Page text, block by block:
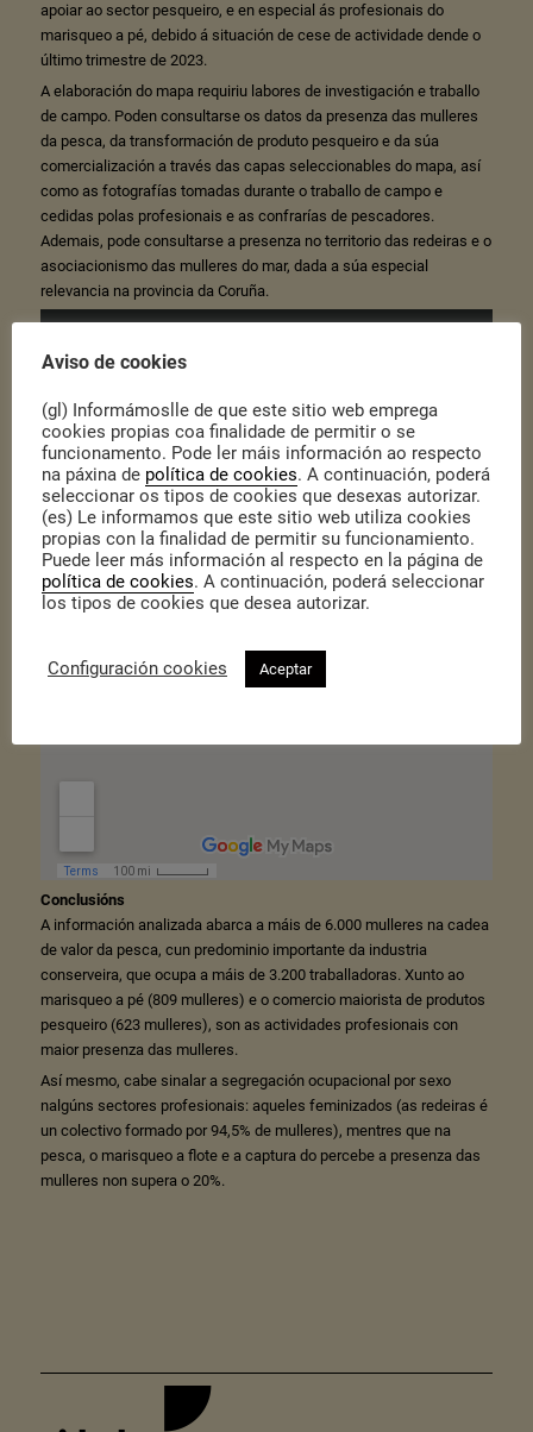
apoiar ao sector pesqueiro, e en especial ás profesionais do
marisqueo a pé, debido á situación de cese de actividade dende o
último trimestre de 2023.
A elaboración do mapa requiriu labores de investigación e traballo
de campo. Poden consultarse os datos da presenza das mulleres
da pesca, da transformación de produto pesqueiro e da súa
comercialización a través das capas seleccionables do mapa, así
como as fotografías tomadas durante o traballo de campo e
cedidas polas profesionais e as confrarías de pescadores.
Ademais, pode consultarse a presenza no territorio das redeiras e o
asociacionismo das mulleres do mar, dada a súa especial
relevancia na provincia da Coruña.
Conclusións
A información analizada abarca a máis de 6.000 mulleres na cadea
de valor da pesca, cun predominio importante da industria
conserveira, que ocupa a máis de 3.200 traballadoras. Xunto ao
marisqueo a pé (809 mulleres) e o comercio maiorista de produtos
pesqueiro (623 mulleres), son as actividades profesionais con
maior presenza das mulleres.
Así mesmo, cabe sinalar a segregación ocupacional por sexo
nalgúns sectores profesionais: aqueles feminizados (as redeiras é
un colectivo formado por 94,5% de mulleres), mentres que na
pesca, o marisqueo a flote e a captura do percebe a presenza das
mulleres non supera o 20%.
Aviso de cookies
(gl) Informámoslle de que este sitio web emprega
cookies propias coa finalidade de permitir o se
funcionamento. Pode ler máis información ao respecto
na páxina de política de cookies. A continuación, poderá
seleccionar os tipos de cookies que desexas autorizar.
(es) Le informamos que este sitio web utiliza cookies
propias con la finalidad de permitir su funcionamiento.
Puede leer más información al respecto en la página de
política de cookies. A continuación, poderá seleccionar
los tipos de cookies que desea autorizar.
Configuración cookies Aceptar